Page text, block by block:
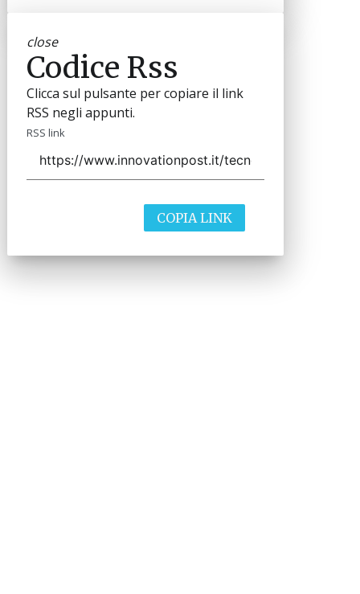
close
Codice Rss
Clicca sul pulsante per copiare il link
RSS negli appunti.
RSS link
COPIA LINK